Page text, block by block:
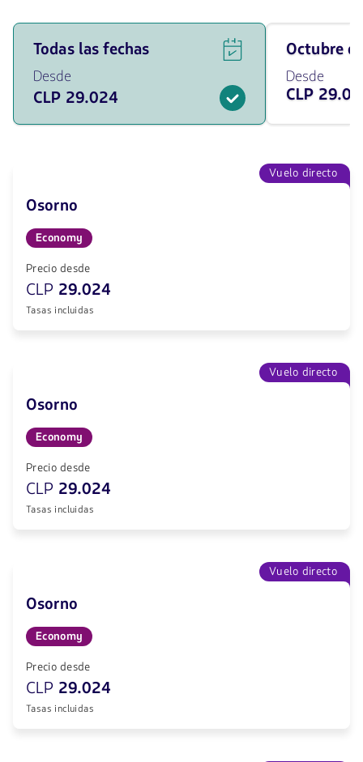
Ver
ofertas
de
vuelos
para
las
Todas las fechas
Desde
CLP 29.024
Viaja
en
octubre
de
2026
29024
octubre
Desde
CLP
Vuelo directo
Osorno
Economy
Precio desde
CLP 29.024
Tasas incluidas
Vuelo directo
Osorno
Economy
Precio desde
CLP 29.024
Tasas incluidas
Vuelo directo
Osorno
Economy
Precio desde
CLP 29.024
Tasas incluidas